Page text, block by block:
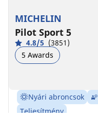
MICHELIN
Pilot Sport 5
4.8/5 (3851)
5 Awards
Nyári abroncsok
Teljesítmény